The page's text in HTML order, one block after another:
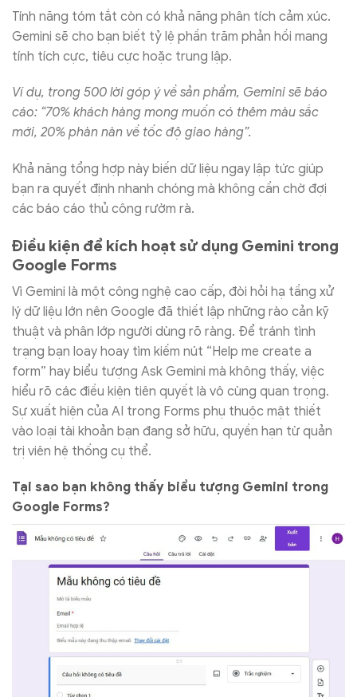
Tính năng tóm tắt còn có khả năng phân tích cảm xúc.
Gemini sẽ cho bạn biết tỷ lệ phần trăm phản hồi mang
tính tích cực, tiêu cực hoặc trung lập.
Ví dụ, trong 500 lời góp ý về sản phẩm, Gemini sẽ báo
cáo: “70% khách hàng mong muốn có thêm màu sắc
mới, 20% phàn nàn về tốc độ giao hàng”.
Khả năng tổng hợp này biến dữ liệu ngay lập tức giúp
bạn ra quyết định nhanh chóng mà không cần chờ đợi
các báo cáo thủ công rườm rà.
Điều kiện để kích hoạt sử dụng Gemini trong
Google Forms
Vì Gemini là một công nghệ cao cấp, đòi hỏi hạ tầng xử
lý dữ liệu lớn nên Google đã thiết lập những rào cản kỹ
thuật và phân lớp người dùng rõ ràng. Để tránh tình
trạng bạn loay hoay tìm kiếm nút “Help me create a
form” hay biểu tượng Ask Gemini mà không thấy, việc
hiểu rõ các điều kiện tiên quyết là vô cùng quan trọng.
Sự xuất hiện của AI trong Forms phụ thuộc mật thiết
vào loại tài khoản bạn đang sở hữu, quyền hạn từ quản
trị viên hệ thống cụ thể.
Tại sao bạn không thấy biểu tượng Gemini trong
Google Forms?